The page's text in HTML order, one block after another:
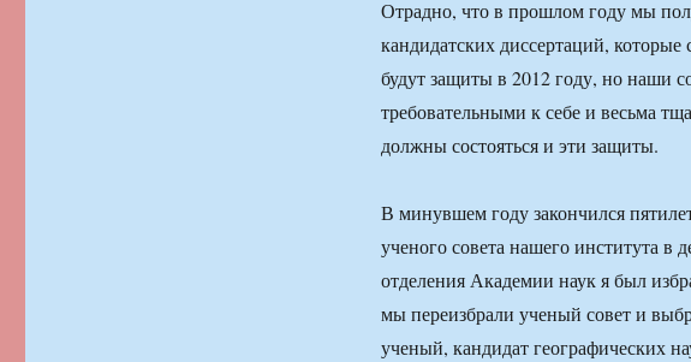
Отрадно, что в прошлом году мы
кандидатских диссертаций,
будут защиты в 2012 году, но наши
требовательными к себе и весьма
должны состояться и эти защиты.
В минувшем году закончился
ученого совета нашего института в
отделения Академии наук я был
мы переизбрали ученый совет и
ученый, кандидат географических